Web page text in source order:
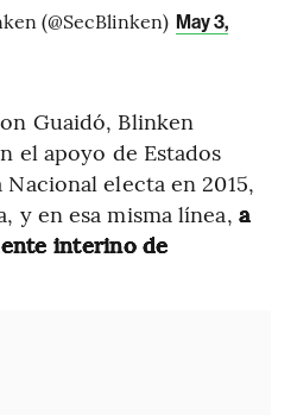
(@SecBlinken) May 3,
Guaidó, Blinken
el apoyo de Estados
Nacional electa en 2015,
y en esa misma línea, a
interino de